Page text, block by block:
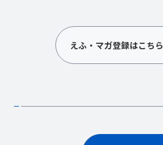
えふ・マガ登録はこちら